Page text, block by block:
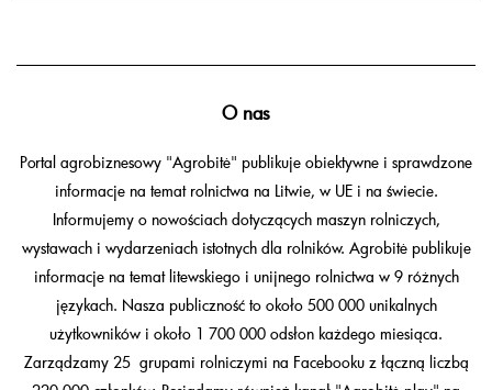
O nas
Portal agrobiznesowy "Agrobitė" publikuje obiektywne i sprawdzone
informacje na temat rolnictwa na Litwie, w UE i na świecie.
Informujemy o nowościach dotyczących maszyn rolniczych,
wystawach i wydarzeniach istotnych dla rolników. Agrobitė publikuje
informacje na temat litewskiego i unijnego rolnictwa w 9 różnych
językach. Nasza publiczność to około 500 000 unikalnych
użytkowników i około 1 700 000 odsłon każdego miesiąca.
Zarządzamy 25 grupami rolniczymi na Facebooku z łączną liczbą